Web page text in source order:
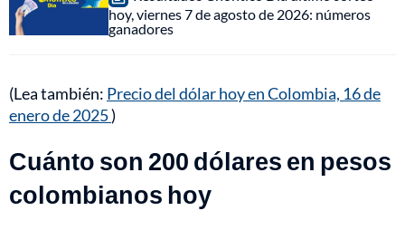
hoy, viernes 7 de agosto de 2026: números
ganadores
(Lea también: Precio del dólar hoy en Colombia, 16 de
enero de 2025)
Cuánto son 200 dólares en pesos
colombianos hoy